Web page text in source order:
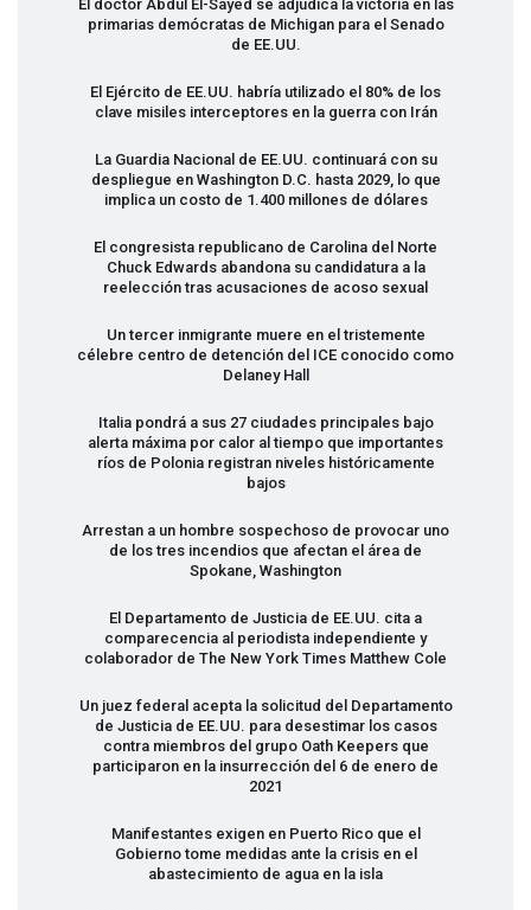
El doctor Abdul El-Sayed se adjudica la victoria en las
primarias demócratas de Michigan para el Senado
de EE.UU.
El Ejército de EE.UU. habría utilizado el 80% de los
clave misiles interceptores en la guerra con Irán
La Guardia Nacional de EE.UU. continuará con su
despliegue en Washington D.C. hasta 2029, lo que
implica un costo de 1.400 millones de dólares
El congresista republicano de Carolina del Norte
Chuck Edwards abandona su candidatura a la
reelección tras acusaciones de acoso sexual
Un tercer inmigrante muere en el tristemente
célebre centro de detención del ICE conocido como
Delaney Hall
Italia pondrá a sus 27 ciudades principales bajo
alerta máxima por calor al tiempo que importantes
ríos de Polonia registran niveles históricamente
bajos
Arrestan a un hombre sospechoso de provocar uno
de los tres incendios que afectan el área de
Spokane, Washington
El Departamento de Justicia de EE.UU. cita a
comparecencia al periodista independiente y
colaborador de The New York Times Matthew Cole
Un juez federal acepta la solicitud del Departamento
de Justicia de EE.UU. para desestimar los casos
contra miembros del grupo Oath Keepers que
participaron en la insurrección del 6 de enero de
2021
Manifestantes exigen en Puerto Rico que el
Gobierno tome medidas ante la crisis en el
abastecimiento de agua en la isla